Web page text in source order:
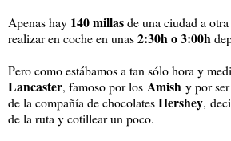
Apenas hay 140 millasde una ciudad a
realizar en coche en unas2:30h o 3:00h
Pero como estábamos a tan sólo hora y
Lancaster, famoso por los Amish y por
de la compañía de chocolatesHershey,
de la ruta y cotillear un poco.